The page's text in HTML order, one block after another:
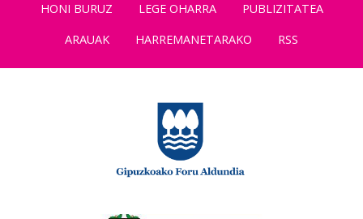
HONI BURUZ LEGE OHARRA
PUBLIZITATEA
ARAUAK
HARREMANETARAKO RSS